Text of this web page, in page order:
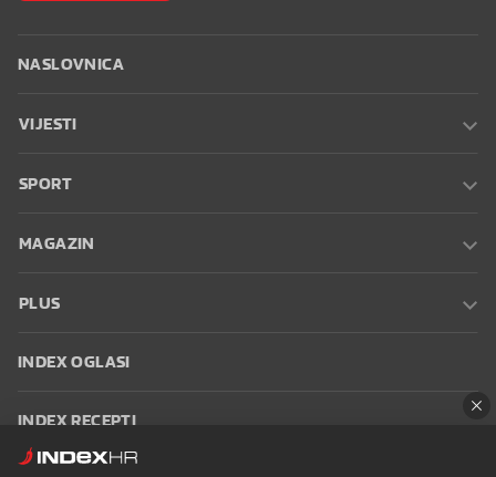
NASLOVNICA
VIJESTI
SPORT
MAGAZIN
PLUS
INDEX OGLASI
INDEX RECEPTI